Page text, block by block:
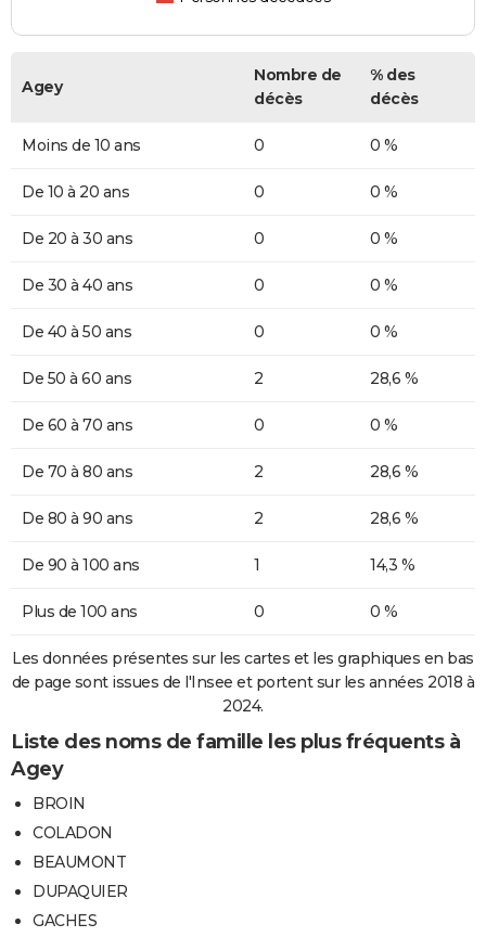
Agey
Nombre de
décès
% des
décès
Moins de 10 ans 0 0 %
De 10 à 20 ans 0 0 %
De 20 à 30 ans 0 0 %
De 30 à 40 ans 0 0 %
De 40 à 50 ans 0 0 %
De 50 à 60 ans 2 28,6 %
De 60 à 70 ans 0 0 %
De 70 à 80 ans 2 28,6 %
De 80 à 90 ans 2 28,6 %
De 90 à 100 ans 1 14,3 %
Plus de 100 ans 0 0 %
Les données présentes sur les cartes et les graphiques en bas
de page sont issues de l'Insee et portent sur les années 2018 à
2024.
Liste des noms de famille les plus fréquents à
Agey
BROIN
COLADON
BEAUMONT
DUPAQUIER
GACHES